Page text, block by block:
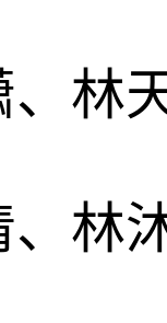
、林
、林